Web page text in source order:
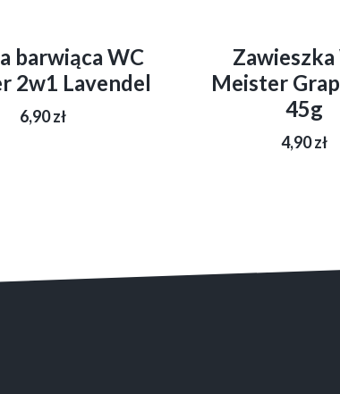
barwiąca WC
2w1 Lavendel
6,90zł
Zawieszka
Meister
45g
4,90zł